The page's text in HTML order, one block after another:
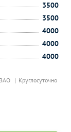
ВАО Круглосуточно
3500
3500
4000
4000
4000